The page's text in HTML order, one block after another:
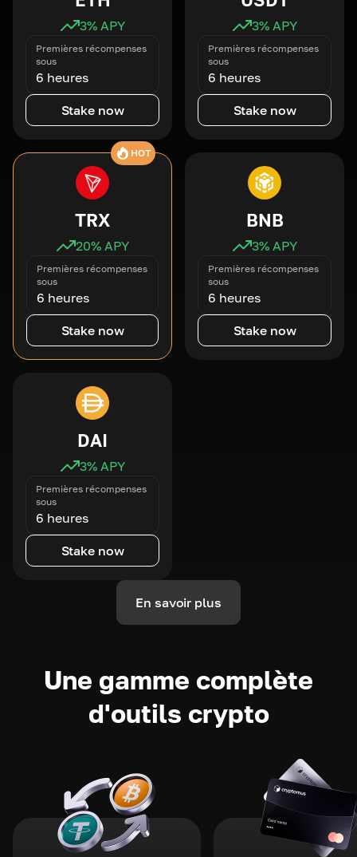
3% APY
Premières récompenses
sous
6 heures
Stake now
3% APY
Premières récompenses
sous
6 heures
Stake now
HOT
TRX
20% APY
Premières récompenses
sous
6 heures
Stake now
BNB
3% APY
Premières récompenses
sous
6 heures
Stake now
DAI
3% APY
Premières récompenses
sous
6 heures
Stake now
En savoir plus
Une gamme complète
d'outils crypto